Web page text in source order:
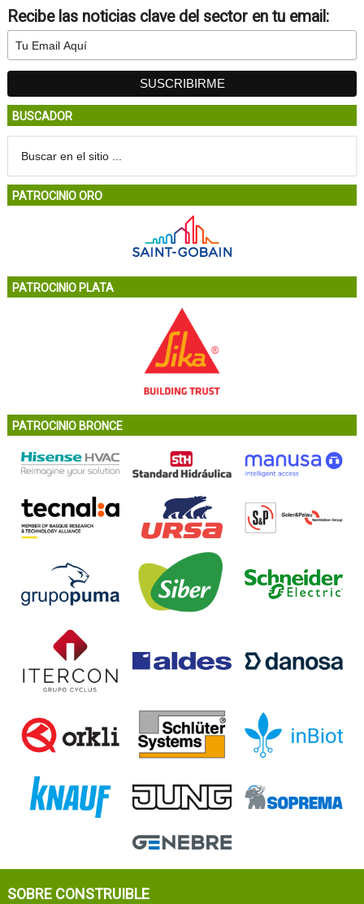
Recibe las noticias clave del sector en tu email:
BUSCADOR
PATROCINIO ORO
PATROCINIO PLATA
PATROCINIO BRONCE
SOBRE CONSTRUIBLE